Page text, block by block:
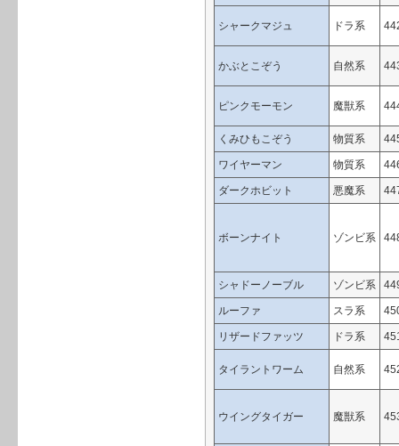
シャークマジュ ドラ系
かぶとこぞう 自然系
ピンクモーモン 魔獣系
くみひもこぞう 物質系
ワイヤーマン 物質系
ダークホビット 悪魔系
ボーンナイト ゾンビ系
シャドーノーブル ゾンビ系
ルーファ スラ系
リザードファッツ ドラ系
タイラントワーム 自然系
ウイングタイガー 魔獣系